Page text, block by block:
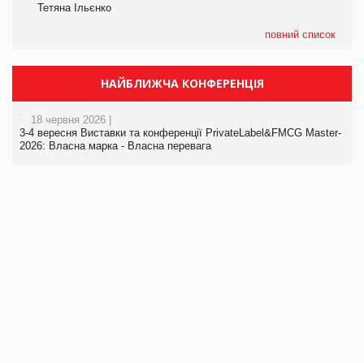
Тетяна Ільєнко
повний список
НАЙБЛИЖЧА КОНФЕРЕНЦІЯ
18 червня 2026 |
3-4 вересня Виставки та конференції PrivateLabel&FMCG Master-
2026: Власна марка - Власна перевага